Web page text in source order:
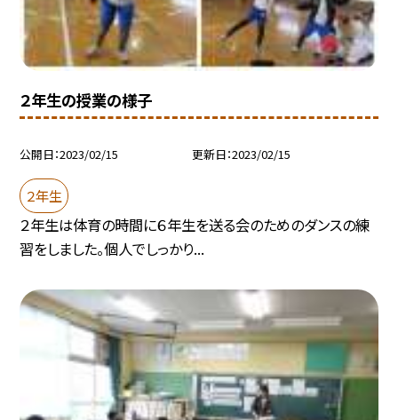
２年生の授業の様子
公開日 2023/02/15 更新日 2023/02/15
２年生
２年生は体育の時間に６年生を送る会のためのダンスの練
習をしました。個人でしっかり...